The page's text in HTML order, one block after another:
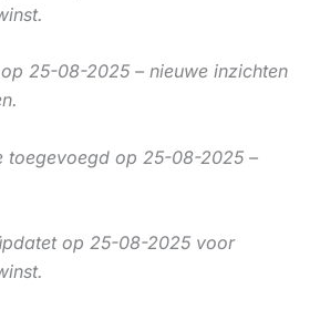
25-08-2025 – nieuwe inzichten
toegevoegd op 25-08-2025 –
op 25-08-2025 voor